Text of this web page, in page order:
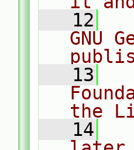
   12
GNU
   13
the
   14